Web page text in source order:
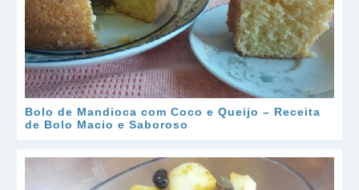
Bolo de Mandioca com Coco e Queijo – Receita
de Bolo Macio e Saboroso